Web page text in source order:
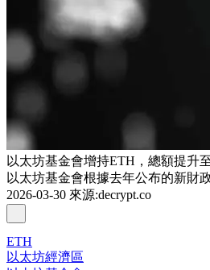
以太坊基金會增持ETH，總額提升
以太坊基金會根據去年公布的新財
2026-03-30 來源:decrypt.co
ETH
以太坊經濟區